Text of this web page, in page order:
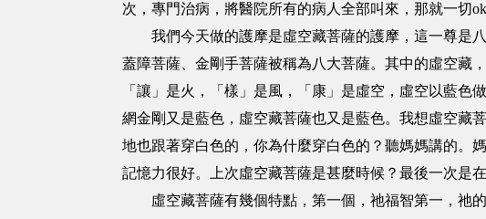
次，專門治病，將醫院所有的病人全部叫來，那就一切
我們今天做的護摩是虛空藏菩薩的護摩，這一尊是八
蓋障菩薩、金剛手菩薩被稱為八大菩薩。其中的虛空藏
「讓」是火，「樣」是風，「康」是虛空，虛空以藍
網金剛又是藍色，虛空藏菩薩也又是藍色。我想虛空藏
地也跟著穿白色的，你為什麼穿白色的？聽媽媽講的。
記憶力很好。上次虛空藏菩薩是甚麼時候？最後一次是
虛空藏菩薩有幾個特點，第一個，祂福智第一，祂的